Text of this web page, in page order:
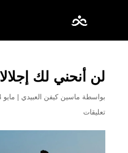
لن أنحني لك إجلالا
بواسطة ماسين كيفن العبيدي | مايو 24, 2004
تعليقات